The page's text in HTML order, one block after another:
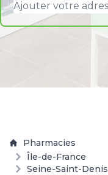
Pharmacies
Île-de-France
Seine-Saint-Denis